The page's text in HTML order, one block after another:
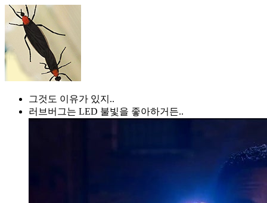
그것도 이유가 있지..
러브버그는 LED 불빛을 좋아하거든..